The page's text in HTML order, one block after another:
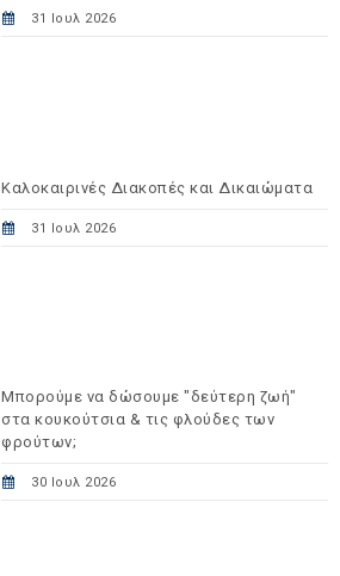
31 Ιουλ 2026
Καλοκαιρινές Διακοπές και Δικαιώματα
31 Ιουλ 2026
Μπορούμε να δώσουμε "δεύτερη ζωή"
στα κουκούτσια & τις φλούδες των
φρούτων;
30 Ιουλ 2026